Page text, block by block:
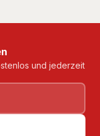
und jederzeit